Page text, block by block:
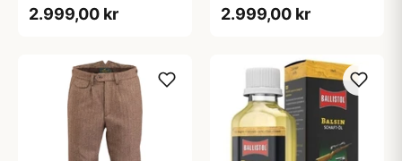
2.999,00 kr 2.999,00 kr